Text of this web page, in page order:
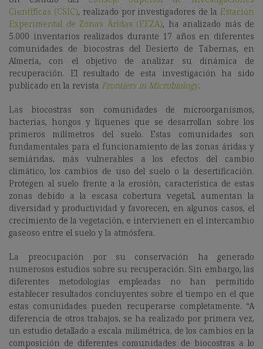
Científicas (CSIC), realizado por investigadores de la Estación
Experimental de Zonas Áridas (EEZA), ha analizado más de
5.000 inventarios realizados durante 17 años en diferentes
comunidades de biocostras del Desierto de Tabernas, en
Almería, con el objetivo de analizar su dinámica de
recuperación. El resultado de esta investigación ha sido
publicado en la revista Frontiers in Microbiology.
Las biocostras son comunidades de microorganismos,
bacterias, hongos y líquenes que se desarrollan sobre los
primeros milímetros del suelo. Estas comunidades son
fundamentales para el funcionamiento de las zonas áridas y
semiáridas, más vulnerables a los efectos del cambio
climático, los cambios de uso del suelo o la desertificación.
Protegen al suelo frente a la erosión, característica de estas
zonas debido a la escasa cobertura vegetal, aumentan la
diversidad y productividad y favorecen, en algunos casos, el
crecimiento de la vegetación, e intervienen en el intercambio
gaseoso entre el suelo y la atmósfera.
La preocupación por su conservación ha generado
numerosos estudios sobre su recuperación. Sin embargo, las
diferentes metodologías empleadas no han permitido
establecer resultados concluyentes sobre el tiempo en el que
estas comunidades pueden recuperarse completamente. “A
diferencia de otros trabajos, se ha realizado por primera vez,
un estudio detallado a escala milimétrica, de los cambios en la
composición de diferentes comunidades de biocostras a lo